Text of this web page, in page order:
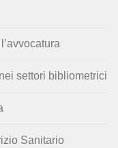
settori bibliometrici
Sanitario